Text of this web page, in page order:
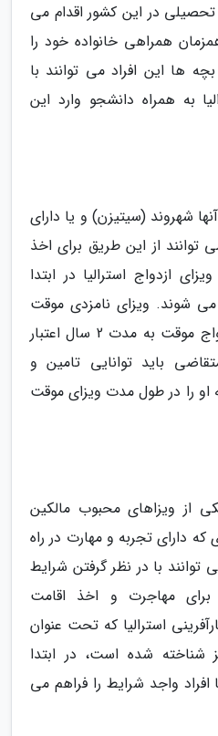
در این کشور اقدام می
همراهی خانواده خود را
ها این افراد می توانند با
به همراه دانشجو وارد این
شهروند (سیتیزن) و یا دارای
توانند از این طریق برای اخذ
ازدواج استرالیا در ابتدا
شوند. ویزای نامزدی موقت
به مدت 9 ماه و ویزای ازدواج موقت به مدت 2 سال اعتبار
باید توانایی تامین و
او را در طول مدت ویزای موقت
یکی از ویزاهای محبوب مالکین
دارای تجربه و مهارت در راه
با در نظر گرفتن شرایط
برای مهاجرت و اخذ اقامت
استرالیا که تحت عنوان
ساب کلاس 188 نیز شناخته شده است، در ابتدا
برای با افراد واجد شرایط را فراهم می